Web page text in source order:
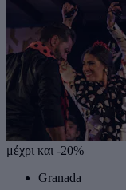
μέχρι και -20%
Granada